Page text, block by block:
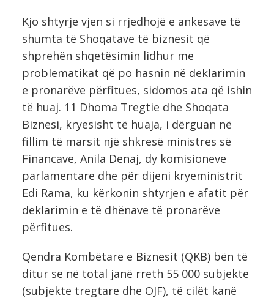
Kjo shtyrje vjen si rrjedhojë e ankesave të
shumta të Shoqatave të biznesit që
shprehën shqetësimin lidhur me
problematikat që po hasnin në deklarimin
e pronarëve përfitues, sidomos ata që ishin
të huaj. 11 Dhoma Tregtie dhe Shoqata
Biznesi, kryesisht të huaja, i dërguan në
fillim të marsit një shkresë ministres së
Financave, Anila Denaj, dy komisioneve
parlamentare dhe për dijeni kryeministrit
Edi Rama, ku kërkonin shtyrjen e afatit për
deklarimin e të dhënave të pronarëve
përfitues.
Qendra Kombëtare e Biznesit (QKB) bën të
ditur se në total janë rreth 55 000 subjekte
(subjekte tregtare dhe OJF), të cilët kanë